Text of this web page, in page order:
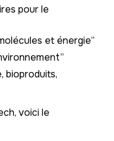
pour le
et énergie”
bioproduits,
voici le